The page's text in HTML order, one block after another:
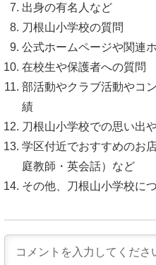
出身の有名人など
刀根山小学校の質問
公式ホームページや関連
在校生や保護者への質問
部活動やクラブ活動やコ
績
刀根山小学校での思い出
学区付近でおすすめのお
庭教師・英会話）など
その他、刀根山小学校に